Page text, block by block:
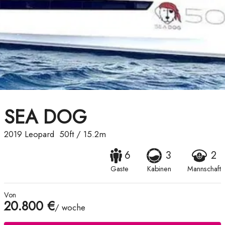
SEA DOG
2019 Leopard 50ft/ 15.2m
6
Gaste
3
Kabinen
2
Mannschaft
Von
20.800 €/ woche